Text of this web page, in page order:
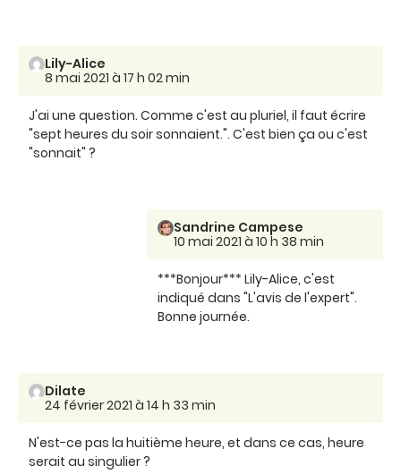
Lily-Alice
8 mai 2021 à 17 h 02 min
J'ai une question. Comme c'est au pluriel, il faut écrire
"sept heures du soir sonnaient.". C'est bien ça ou c'est
"sonnait" ?
Sandrine Campese
10 mai 2021 à 10 h 38 min
***Bonjour*** Lily-Alice, c'est
indiqué dans "L'avis de l'expert".
Bonne journée.
Dilate
24 février 2021 à 14 h 33 min
N'est-ce pas la huitième heure, et dans ce cas, heure
serait au singulier ?